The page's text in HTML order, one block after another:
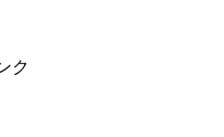
ク